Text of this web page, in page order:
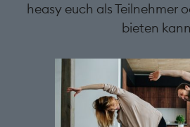
heasy euch als Teilnehmer
bieten